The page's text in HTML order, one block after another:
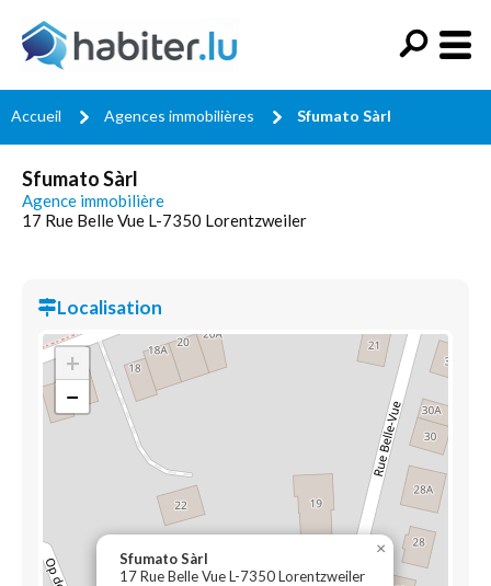
Accueil Agences immobilières Sfumato Sàrl
Sfumato Sàrl
Agence immobilière
17 Rue Belle Vue L-7350 Lorentzweiler
Localisation
Sfumato Sàrl
17 Rue Belle Vue L-7350 Lorentzweiler
×
+
−